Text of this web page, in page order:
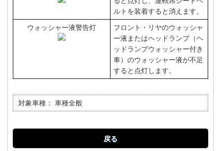
ルトを装着すると消えます。
ウォッシャー液警告灯
フロント・リヤのウォッシャ
ー液またはヘッドランプ（ヘ
ッドランプウォッシャー付き
車）のウォッシャー液が不足
すると点灯します。
対象車種： 車種全般
戻る